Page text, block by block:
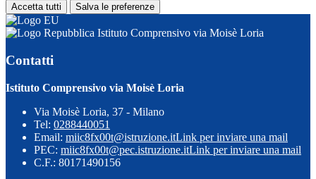
Accetta tutti Salva le preferenze
Istituto Comprensivo via Moisè Loria
Contatti
Istituto Comprensivo via Moisè Loria
Via Moisè Loria, 37 - Milano
Tel: 0288440051
Email: miic8fx00t@istruzione.itLink per inviare una mail
PEC: miic8fx00t@pec.istruzione.itLink per inviare una mail
C.F.: 80171490156